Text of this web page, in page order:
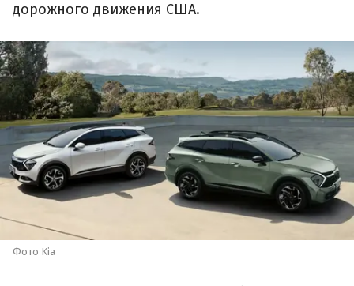
дорожного движения США.
Фото Kia